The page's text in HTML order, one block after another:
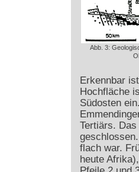
Abb. 3:
Erkennbar
Hochfläche
Südosten
Tertiärs.
flach war.
heute